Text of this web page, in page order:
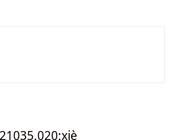
21035.020:xiè